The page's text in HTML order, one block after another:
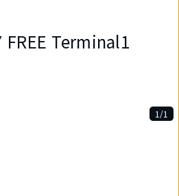
FREE Terminal1
1/1